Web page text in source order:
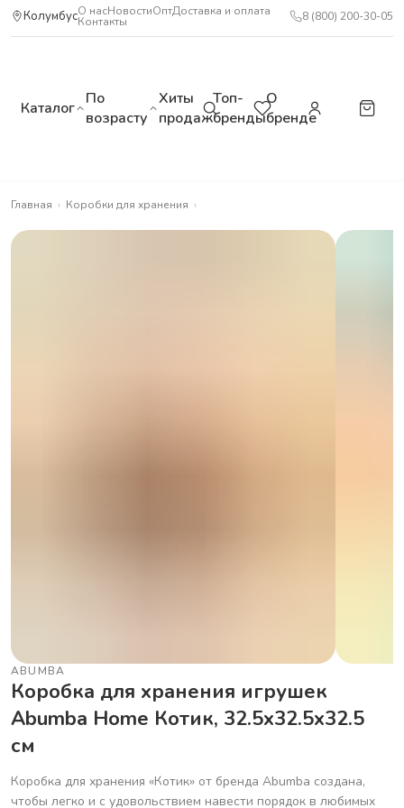
КолумбусО насНовостиОптДоставка и оплата
Контакты 8 (800) 200-30-05
Каталог По
возрасту
Хиты
продаж
Топ-
бренды
О
бренде
Главная › Коробки для хранения ›
ABUMBA
Коробка для хранения игрушек
Abumba Home Котик, 32.5x32.5x32.5
см
Коробка для хранения «Котик» от бренда Abumba создана,
чтобы легко и с удовольствием навести порядок в любимых